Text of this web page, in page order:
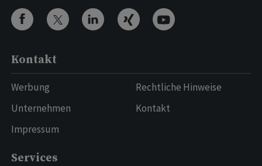
Kontakt
Werbung
Unternehmen
Impressum
Rechtliche Hinweise
Kontakt
Services